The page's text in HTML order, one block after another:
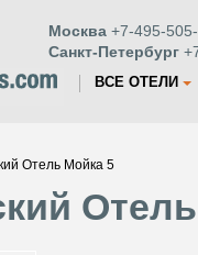
Москва +7-495-
Санкт-Петербург
ВСЕ ОТЕЛИ
Отель Мойка 5